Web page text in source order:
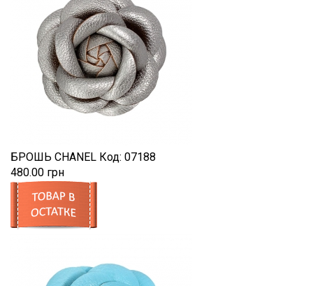
БРОШЬ CHANEL Код: 07188
480.00 грн